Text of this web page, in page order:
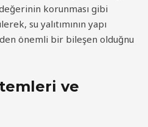
korunması gibi
su yalıtımının yapı
önemli bir bileşen olduğnu
ve